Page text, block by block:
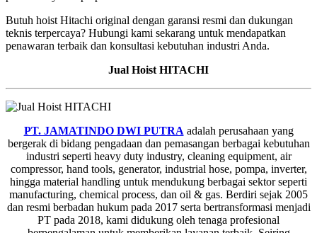
Butuh hoist Hitachi original dengan garansi resmi dan dukungan
teknis terpercaya? Hubungi kami sekarang untuk mendapatkan
penawaran terbaik dan konsultasi kebutuhan industri Anda.
Jual Hoist HITACHI
PT. JAMATINDO DWI PUTRA adalah perusahaan yang
bergerak di bidang pengadaan dan pemasangan berbagai kebutuhan
industri seperti heavy duty industry, cleaning equipment, air
compressor, hand tools, generator, industrial hose, pompa, inverter,
hingga material handling untuk mendukung berbagai sektor seperti
manufacturing, chemical process, dan oil & gas. Berdiri sejak 2005
dan resmi berbadan hukum pada 2017 serta bertransformasi menjadi
PT pada 2018, kami didukung oleh tenaga profesional